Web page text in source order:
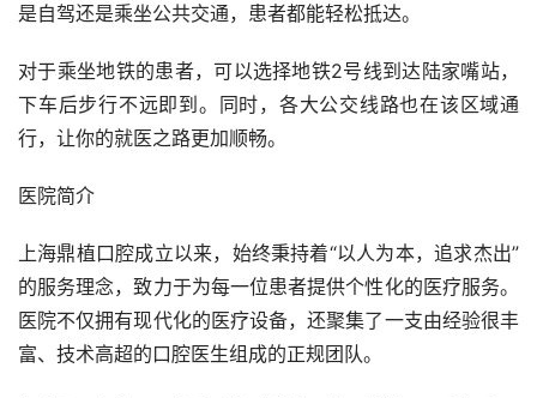
是自驾还是乘坐公共交通，患者都能轻松抵达。
对于乘坐地铁的患者，可以选择地铁2号线到达陆家嘴站，
下车后步行不远即到。同时，各大公交线路也在该区域通
行，让你的就医之路更加顺畅。
医院简介
上海鼎植口腔成立以来，始终秉持着“以人为本，追求杰出”
的服务理念，致力于为每一位患者提供个性化的医疗服务。
医院不仅拥有现代化的医疗设备，还聚集了一支由经验很丰
富、技术高超的口腔医生组成的正规团队。